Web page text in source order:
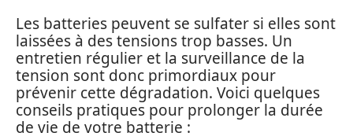
Les batteries peuvent se sulfater si elles sont
laissées à des tensions trop basses. Un
entretien régulier et la surveillance de la
tension sont donc primordiaux pour
prévenir cette dégradation. Voici quelques
conseils pratiques pour prolonger la durée
de vie de votre batterie :